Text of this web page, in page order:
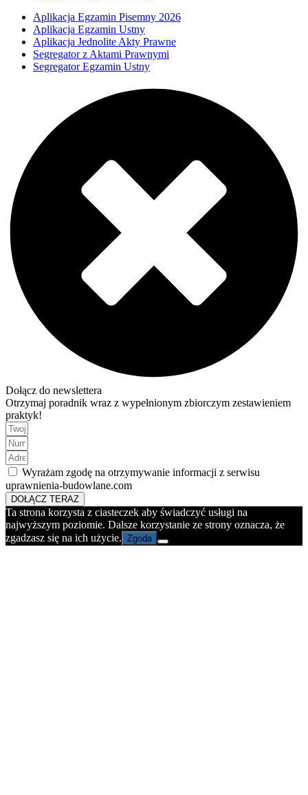
Aplikacja Egzamin Pisemny 2026
Aplikacja Egzamin Ustny
Aplikacja Jednolite Akty Prawne
Segregator z Aktami Prawnymi
Segregator Egzamin Ustny
Dołącz do newslettera
Otrzymaj poradnik wraz z wypełnionym zbiorczym zestawieniem
praktyk!
Wyrażam zgodę na otrzymywanie informacji z serwisu
uprawnienia-budowlane.com
DOŁĄCZ TERAZ
Ta strona korzysta z ciasteczek aby świadczyć usługi na
najwyższym poziomie. Dalsze korzystanie ze strony oznacza, że
zgadzasz się na ich użycie. Zgoda